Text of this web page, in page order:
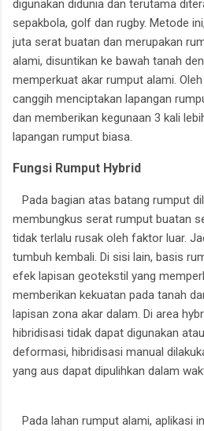
digunakan didunia dan terutama
sepakbola, golf dan rugby. Metode
juta serat buatan dan merupakan
alami, disuntikan ke bawah tanah
memperkuat akar rumput alami.
canggih menciptakan lapangan
dan memberikan kegunaan 3 kali
lapangan rumput biasa.
Fungsi Rumput Hybrid
Pada bagian atas batang rumput
membungkus serat rumput buatan
tidak terlalu rusak oleh faktor luar.
tumbuh kembali. Di sisi lain, basis
efek lapisan geotekstil yang
memberikan kekuatan pada tanah
lapisan zona akar dalam. Di area
hibridisasi tidak dapat digunakan
deformasi, hibridisasi manual
yang aus dapat dipulihkan dalam
Pada lahan rumput alami, aplikasi